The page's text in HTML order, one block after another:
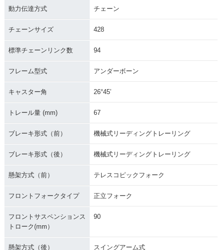
動力伝達方式 チェーン
チェーンサイズ 428
標準チェーンリンク数 94
フレーム型式 アンダーボーン
キャスター角 26°45’
トレール量 (mm) 67
ブレーキ形式（前） 機械式リーディングトレーリング
ブレーキ形式（後） 機械式リーディングトレーリング
懸架方式（前） テレスコピックフォーク
フロントフォークタイプ 正立フォーク
フロントサスペンションス
トローク(mm）
90
懸架方式（後） スイングアーム式